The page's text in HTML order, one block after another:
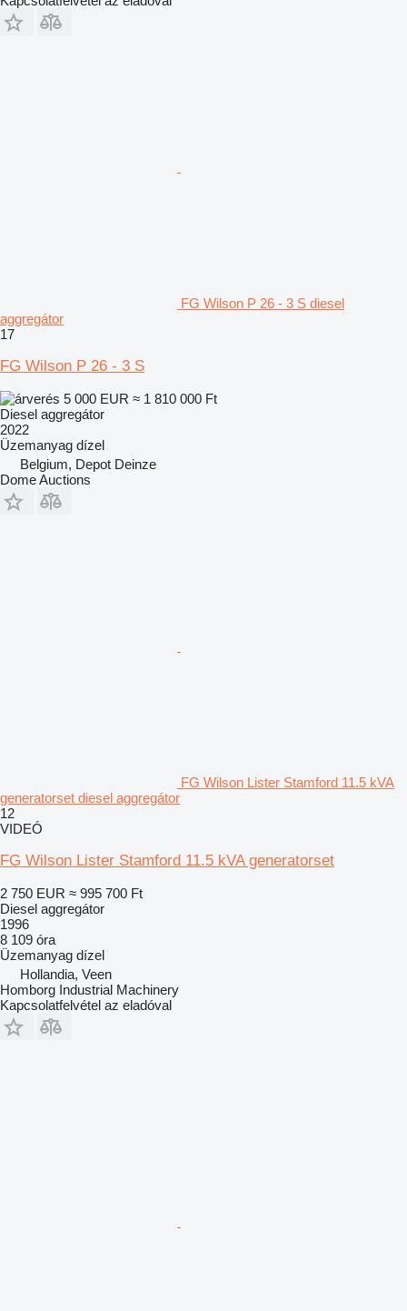
FG Wilson P 26 - 3 S diesel
aggregátor
17
FG Wilson P 26 - 3 S
5 000 EUR ≈ 1 810 000 Ft
Diesel aggregátor
2022
Üzemanyag dízel
Belgium, Depot Deinze
Dome Auctions
FG Wilson Lister Stamford 11.5 kVA
generatorset diesel aggregátor
12
VIDEÓ
FG Wilson Lister Stamford 11.5 kVA generatorset
2 750 EUR ≈ 995 700 Ft
Diesel aggregátor
1996
8 109 óra
Üzemanyag dízel
Hollandia, Veen
Homborg Industrial Machinery
Kapcsolatfelvétel az eladóval